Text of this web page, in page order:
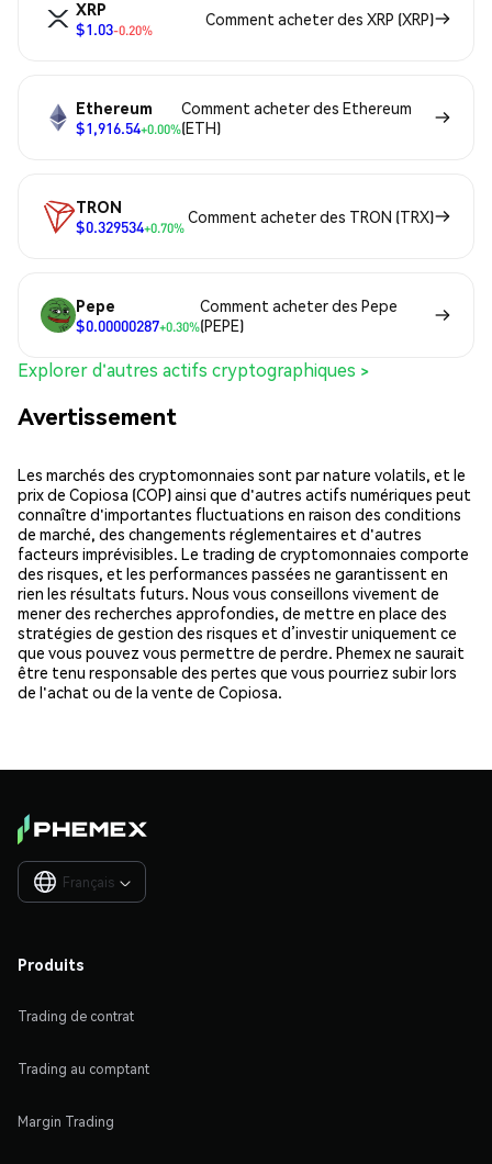
XRP
$1.03-0.20%
Comment acheter des XRP (XRP)
Ethereum
$1,916.54+0.00%
Comment acheter des Ethereum
(ETH)
TRON
$0.329534+0.70%
Comment acheter des TRON (TRX)
Pepe
$0.00000287+0.30%
Comment acheter des Pepe
(PEPE)
Explorer d'autres actifs cryptographiques >
Avertissement
Les marchés des cryptomonnaies sont par nature volatils, et le
prix de Copiosa (COP) ainsi que d'autres actifs numériques peut
connaître d'importantes fluctuations en raison des conditions
de marché, des changements réglementaires et d'autres
facteurs imprévisibles. Le trading de cryptomonnaies comporte
des risques, et les performances passées ne garantissent en
rien les résultats futurs. Nous vous conseillons vivement de
mener des recherches approfondies, de mettre en place des
stratégies de gestion des risques et d’investir uniquement ce
que vous pouvez vous permettre de perdre. Phemex ne saurait
être tenu responsable des pertes que vous pourriez subir lors
de l'achat ou de la vente de Copiosa.
Français 
Produits
Trading de contrat
Trading au comptant
Margin Trading